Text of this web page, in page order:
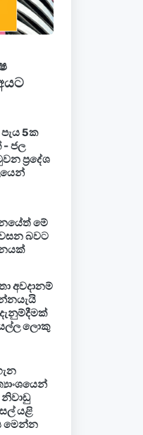
5ක
- ජල
ප්‍රදේශ
මේ
බවට
අවදානම්
ලොකු
යළි
මෙන්න